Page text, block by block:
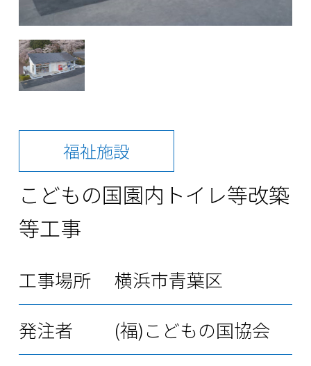
福祉施設
こどもの国園内トイレ等改築
等工事
工事場所
横浜市青葉区
発注者
(福)こどもの国協会